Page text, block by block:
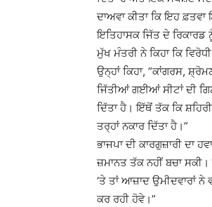
ਦਾਅਵਾ ਕੀਤਾ ਕਿ ਇਹ
ਇਤਿਹਾਸਕ ਜਿੱਤ ਦੇ ਰਿਕਾਰਡ
ਮੁੱਖ ਮੰਤਰੀ ਨੇ ਕਿਹਾ ਕਿ
ਉਨ੍ਹਾਂ ਕਿਹਾ, ”ਕਾਂਗਰਸ,
ਜਿੱਤੀਆਂ ਗਈਆਂ ਸੀਟਾਂ ਦੀ
ਦਿੱਤਾ ਹੈ। ਇੱਥੋਂ ਤੱਕ ਕਿ
ਤਰ੍ਹਾਂ ਨਕਾਰ ਦਿੱਤਾ ਹੈ।”
ਭਾਜਪਾ ਦੀ ਕਾਰਗੁਜ਼ਾਰੀ ਦਾ
ਜ਼ਮਾਨਤ ਤੱਕ ਨਹੀਂ ਬਚਾ
‘ਤੇ ਤਾਂ ਆਜ਼ਾਦ ਉਮੀਦਵਾਰਾਂ ਨੇ
ਕਰ ਰਹੀ ਹੋਵੇ।”